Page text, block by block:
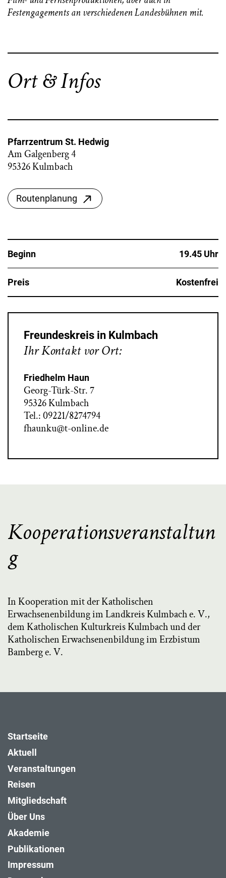
Festengagements an verschiedenen Landesbühnen mit.
Ort & Infos
Pfarrzentrum St. Hedwig
Am Galgenberg 4
95326 Kulmbach
Routenplanung
Beginn 19.45 Uhr
Preis Kostenfrei
Freundeskreis in Kulmbach
Ihr Kontakt vor Ort:
Friedhelm Haun
Georg-Türk-Str. 7
95326 Kulmbach
Tel.: 09221/8274794
fhaunku@t-online.de
Kooperationsveranstaltun
g
In Kooperation mit der Katholischen
Erwachsenenbildung im Landkreis Kulmbach e. V.,
dem Katholischen Kulturkreis Kulmbach und der
Katholischen Erwachsenenbildung im Erzbistum
Bamberg e. V.
Startseite
Aktuell
Veranstaltungen
Reisen
Mitgliedschaft
Über Uns
Akademie
Publikationen
Impressum